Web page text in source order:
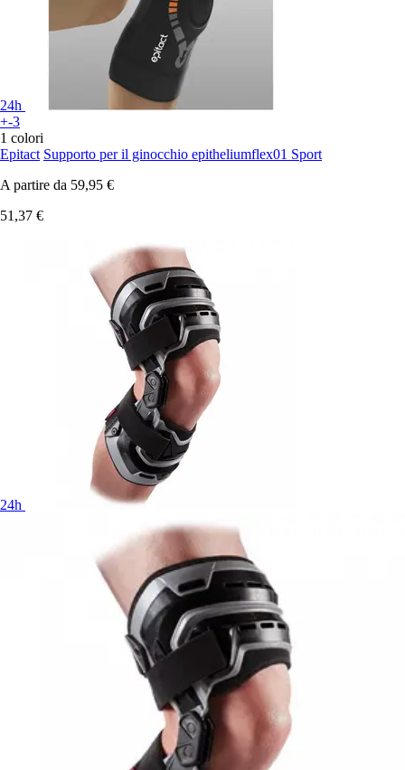
24h
+-3
1 colori
Epitact Supporto per il ginocchio epitheliumflex01 Sport
A partire da 59,95 €
51,37 €
24h